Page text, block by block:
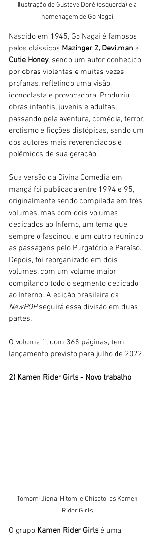
Ilustração de Gustave Doré (esquerda) e a
homenagem de Go Nagai.
Nascido em 1945, Go Nagai é famosos
pelos clássicos Mazinger Z, Devilman e
Cutie Honey, sendo um autor conhecido
por obras violentas e muitas vezes
profanas, refletindo uma visão
iconoclasta e provocadora. Produziu
obras infantis, juvenis e adultas,
passando pela aventura, comédia, terror,
erotismo e ficções distópicas, sendo um
dos autores mais reverenciados e
polêmicos de sua geração.
Sua versão da Divina Comédia em
mangá foi publicada entre 1994 e 95,
originalmente sendo compilada em três
volumes, mas com dois volumes
dedicados ao Inferno, um tema que
sempre o fascinou, e um outro reunindo
as passagens pelo Purgatório e Paraíso.
Depois, foi reorganizado em dois
volumes, com um volume maior
compilando todo o segmento dedicado
ao Inferno. A edição brasileira da
NewPOP seguirá essa divisão em duas
partes.
O volume 1, com 368 páginas, tem
lançamento previsto para julho de 2022.
2) Kamen Rider Girls - Novo trabalho
Tomomi Jiena, Hitomi e Chisato, as Kamen
Rider Girls.
O grupo Kamen Rider Girls é uma